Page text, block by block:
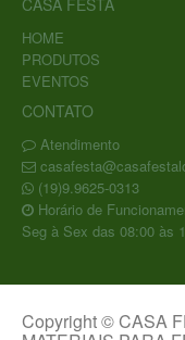
HOME
PRODUTOS
EVENTOS
CONTATO
Atendimento
(19)9.9625-0313
Horário de
Seg à Sex das 08:00 às
Copyright © CASA